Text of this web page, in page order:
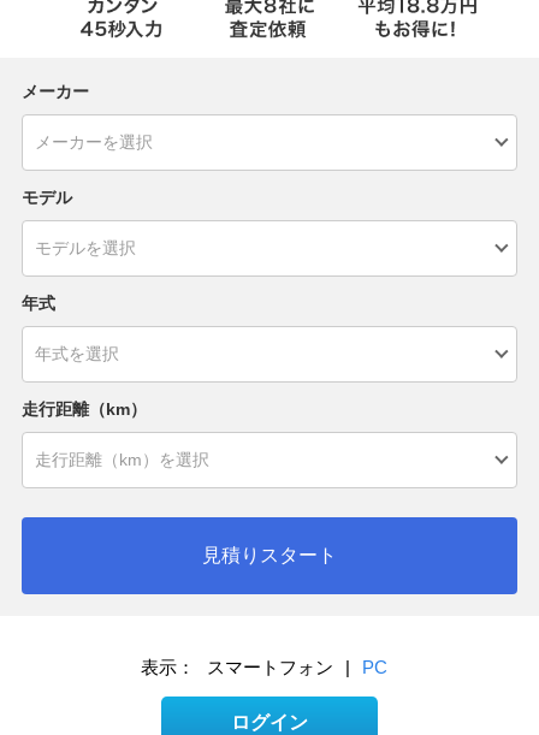
メーカー
モデル
年式
走行距離（km）
見積りスタート
表示： スマートフォン | PC
ログイン